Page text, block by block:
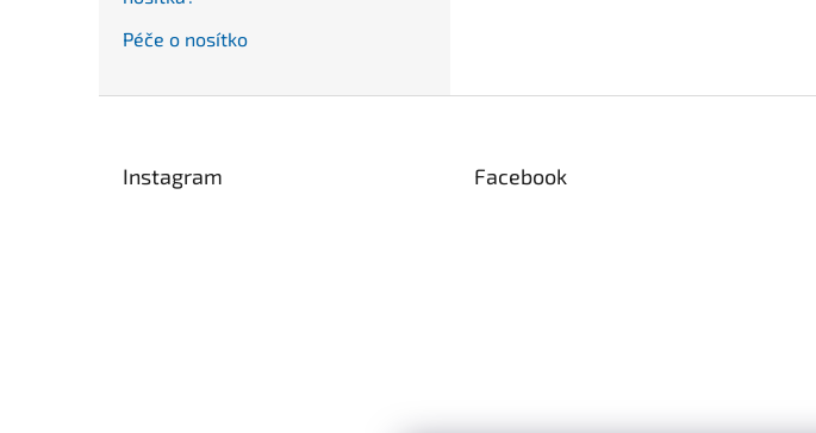
Péče o nosítko
Instagram Facebook